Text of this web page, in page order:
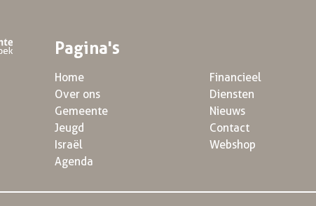
Pagina's
Home
Over ons
Gemeente
Jeugd
Israël
Agenda
Financieel
Diensten
Nieuws
Contact
Webshop